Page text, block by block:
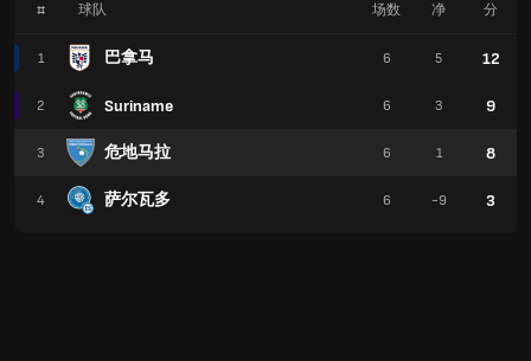
# 球队
1 巴拿马
2 Suriname
3 危地马拉
4 萨尔瓦多
场数 净 分
6 5 12
6 3 9
6 1 8
6 -9 3